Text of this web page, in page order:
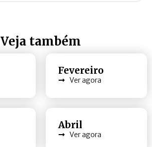
Veja também
Fevereiro
Ver agora
Abril
Ver agora